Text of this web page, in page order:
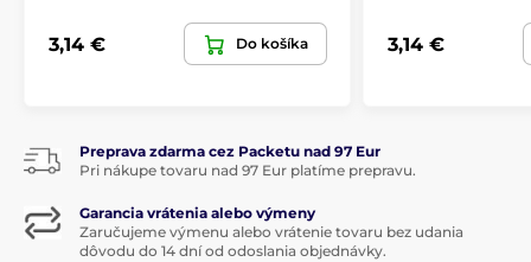
3,14 € Do košíka 3,14 €
Preprava zdarma cez Packetu nad 97 Eur
Pri nákupe tovaru nad 97 Eur platíme prepravu.
Garancia vrátenia alebo výmeny
Zaručujeme výmenu alebo vrátenie tovaru bez udania
dôvodu do 14 dní od odoslania objednávky.